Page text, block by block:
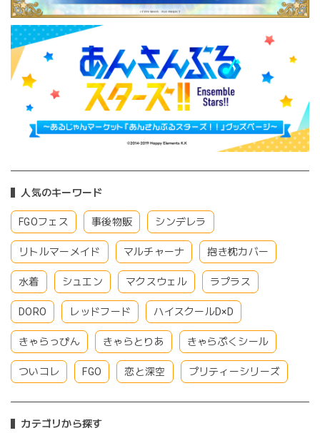
人気のキーワード
FGOフェス 事後物販 シンデレラ
リトルマーメイド マルチャーナ 抱き枕カバー
水着 シュエン マクスウェル ラプラス
DORO レッドフード ハイスクールD×D
きゃらっぴん きゃらとりあ きゃらぷくシール
ついコレ FGO 恋と深空 プリティーシリーズ
カテゴリから探す